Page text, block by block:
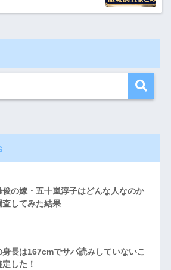
俊の嫁・五十嵐淳子はどんな人なのか
査してみた結果
身長は167cmでサバ読みしていないこ
した！